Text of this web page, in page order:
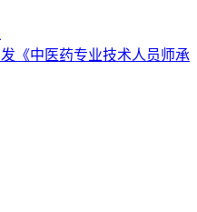
《中医药专业技术人员师承